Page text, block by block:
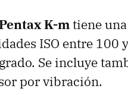
K-m tiene
ISO entre 100
Se incluye
por vibración.